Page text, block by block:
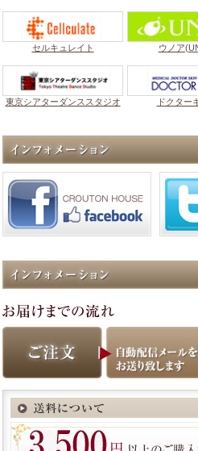
セルキュレイト ウノア
東京シアターダンススタジオ ドクター